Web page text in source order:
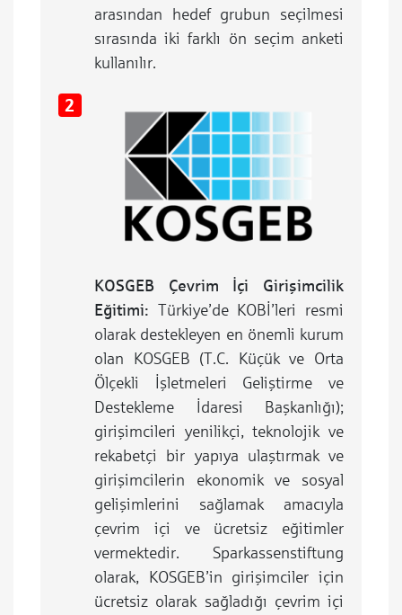
arasından hedef grubun seçilmesi
sırasında iki farklı ön seçim anketi
kullanılır.
KOSGEB Çevrim İçi Girişimcilik
Eğitimi: Türkiye’de KOBİ’leri resmi
olarak destekleyen en önemli kurum
olan KOSGEB (T.C. Küçük ve Orta
Ölçekli İşletmeleri Geliştirme ve
Destekleme İdaresi Başkanlığı);
girişimcileri yenilikçi, teknolojik ve
rekabetçi bir yapıya ulaştırmak ve
girişimcilerin ekonomik ve sosyal
gelişimlerini sağlamak amacıyla
çevrim içi ve ücretsiz eğitimler
vermektedir. Sparkassenstiftung
olarak, KOSGEB’in girişimciler için
ücretsiz olarak sağladığı çevrim içi